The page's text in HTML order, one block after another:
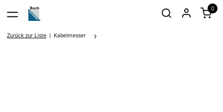
0
Zurück zur Liste Kabelmesser